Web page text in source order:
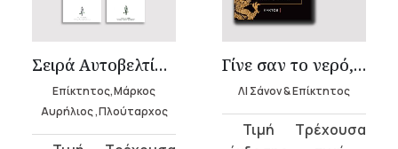
Σειρά Αυτοβελτίωσης (7 τόμοι)
Επίκτητος,Μάρκος
Αυρήλιος ,Πλούταρχος
Γίνε σαν το νερό, φίλε μου & Εγχειρίδιον Επίκτητου
ΛΙ Σάνον & Επίκτητος
Original
Current